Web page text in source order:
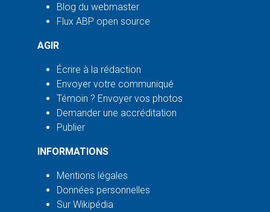
Blog du webmaster
Flux ABP open source
AGIR
Écrire à la rédaction
Envoyer votre communiqué
Témoin ? Envoyer vos photos
Demander une accréditation
Publier
INFORMATIONS
Mentions légales
Données personnelles
Sur Wikipédia